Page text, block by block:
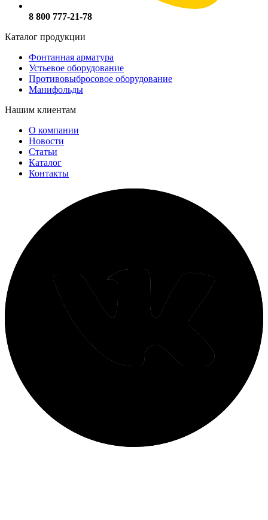
8 800 777-21-78
Каталог продукции
Фонтанная арматура
Устьевое оборудование
Противовыбросовое оборудование
Манифольды
Нашим клиентам
О компании
Новости
Статьи
Каталог
Контакты